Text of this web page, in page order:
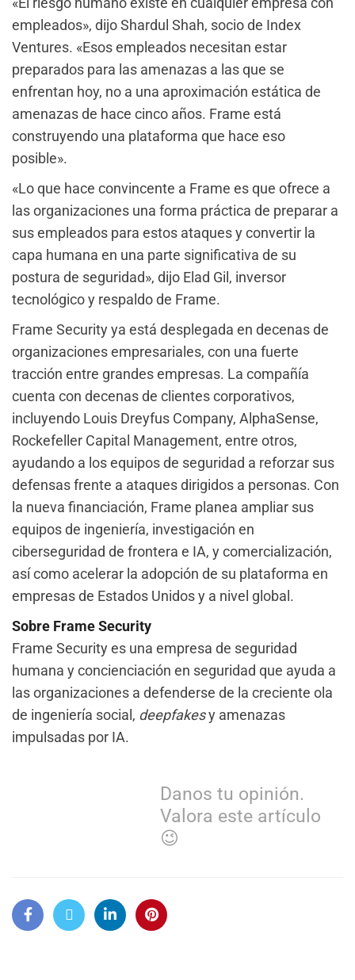
empleados», dijo Shardul Shah, socio de Index
Ventures. «Esos empleados necesitan estar
preparados para las amenazas a las que se
enfrentan hoy, no a una aproximación estática de
amenazas de hace cinco años. Frame está
construyendo una plataforma que hace eso
posible».
«Lo que hace convincente a Frame es que ofrece a
las organizaciones una forma práctica de preparar a
sus empleados para estos ataques y convertir la
capa humana en una parte significativa de su
postura de seguridad», dijo Elad Gil, inversor
tecnológico y respaldo de Frame.
Frame Security ya está desplegada en decenas de
organizaciones empresariales, con una fuerte
tracción entre grandes empresas. La compañía
cuenta con decenas de clientes corporativos,
incluyendo Louis Dreyfus Company, AlphaSense,
Rockefeller Capital Management, entre otros,
ayudando a los equipos de seguridad a reforzar sus
defensas frente a ataques dirigidos a personas. Con
la nueva financiación, Frame planea ampliar sus
equipos de ingeniería, investigación en
ciberseguridad de frontera e IA, y comercialización,
así como acelerar la adopción de su plataforma en
empresas de Estados Unidos y a nivel global.
Sobre Frame Security
Frame Security es una empresa de seguridad
humana y concienciación en seguridad que ayuda a
las organizaciones a defenderse de la creciente ola
de ingeniería social, deepfakesy amenazas
impulsadas por IA.
Danos tu opinión.
Valora este artículo
😉